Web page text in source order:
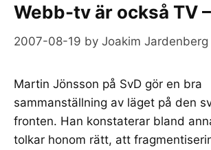
Webb-tv är också TV
2007-08-19 by Joakim Jardenberg
Martin Jönsson på SvD gör en bra
sammanställning av läget på den
fronten. Han konstaterar bland
tolkar honom rätt, att